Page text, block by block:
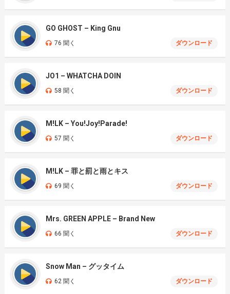
GO GHOST – King Gnu
76 聞く ダウンロード
JO1 – WHATCHA DOIN
58 聞く ダウンロード
M!LK – You!Joy!Parade!
57 聞く ダウンロード
M!LK – 罪と罰と雨とキス
69 聞く ダウンロード
Mrs. GREEN APPLE – Brand New
66 聞く ダウンロード
Snow Man – グッタイム
62 聞く ダウンロード